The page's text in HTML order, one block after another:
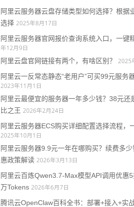
阿里云服务器云盘存储类型如何选择？根据
选择 2025年8月17日
阿里云服务器官网报价查询系统入口，一键
年12月9日
阿里云盘官网链接有两个，有啥区别？
2025
阿里云一反常态静态“老用户”可买99元服务
2023年11月1日
阿里云最便宜的服务器一年多少钱？38元还
比之王 2026年2月24日
阿里云服务器ECS购买详细配置选择流程，
2025年10月1日
阿里云服务器9.9元一年在哪购买？续费多
惠政策解读 2026年3月13日
阿里云百炼Qwen3.7-Max模型API调用优惠
万Tokens 2026年6月7日
腾讯云OpenClaw百科全书：部署+接入+实